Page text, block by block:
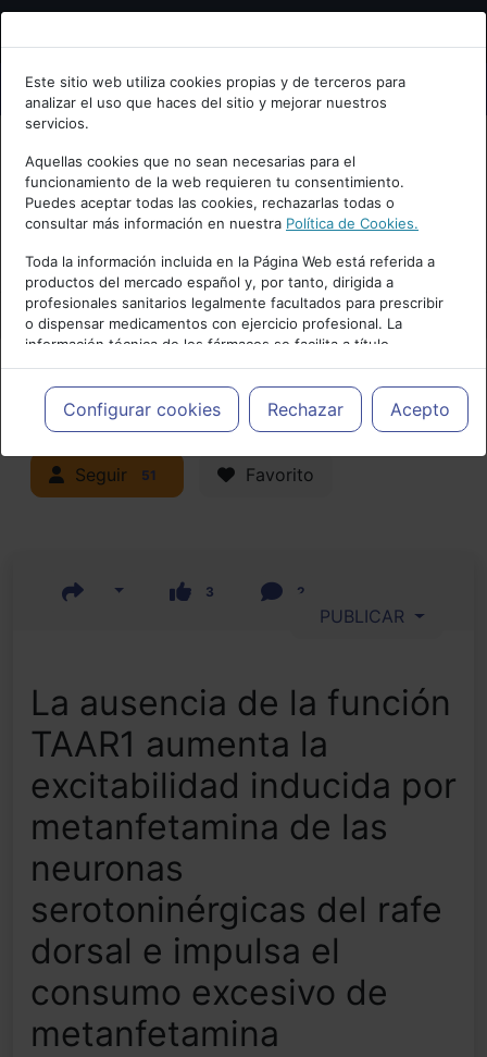
Bienvenid@ a psiquiatria.com
Escribe tu Email
Accede o regístrate con tu email.
Cancelar
Este sitio web utiliza cookies propias y de terceros para
analizar el uso que haces del sitio y mejorar nuestros
servicios.
Aquellas cookies que no sean necesarias para el
funcionamiento de la web requieren tu consentimiento.
Puedes aceptar todas las cookies, rechazarlas todas o
consultar más información en nuestra Política de Cookies.
Toda la información incluida en la Página Web está referida a
productos del mercado español y, por tanto, dirigida a
profesionales sanitarios legalmente facultados para prescribir
o dispensar medicamentos con ejercicio profesional. La
información técnica de los fármacos se facilita a título
meramente informativo, siendo responsabilidad de los
profesionales facultados prescribir medicamentos y decidir, en
cada caso concreto, el tratamiento más adecuado a las
necesidades del paciente.
Configurar cookies Rechazar Acepto
Actualidad y Artículos|
Neuropsiquiatría y Neurología
Seguir 51 Favorito
3 2
PUBLICAR
La ausencia de la función
TAAR1 aumenta la
excitabilidad inducida por
metanfetamina de las
neuronas
serotoninérgicas del rafe
dorsal e impulsa el
consumo excesivo de
metanfetamina